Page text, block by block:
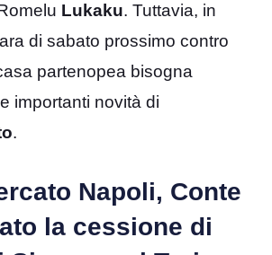
Lukaku. Tuttavia, in
di sabato prossimo contro
partenopea bisogna
importanti novità di
.
Napoli, Conte
la cessione di